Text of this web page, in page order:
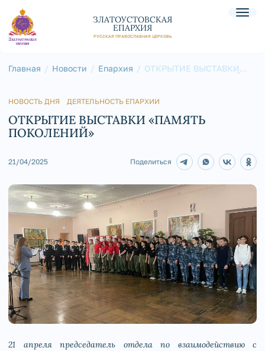
ЗЛАТОУСТОВСКАЯ
ЕПАРХИЯ
РУССКАЯ ПРАВОСЛАВНАЯ ЦЕРКОВЬ
Главная Новости Епархия
ОТКРЫТИЕ ВЫСТАВКИ
«ПАМЯТЬ ПОКОЛЕНИЙ»
НОВОСТЬ ДНЯ ДЕЯТЕЛЬНОСТЬ ЕПАРХИИ
ОТКРЫТИЕ ВЫСТАВКИ «ПАМЯТЬ
ПОКОЛЕНИЙ»
21/04/2025 Поделиться
21 апреля председатель отдела по взаимодействию с